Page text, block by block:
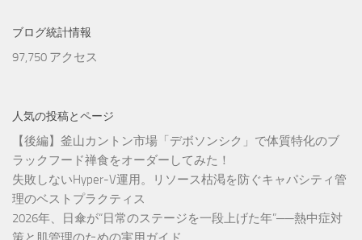
ブログ統計情報
97,750 アクセス
人気の投稿とページ
【後編】釜山カントン市場「デボソンシク」で体質特化のブ
ラックフード禅食をオーダーしてみた！
失敗しないHyper-V運用。リソース枯渇を防ぐキャパシティ管
理のベストプラクティス
2026年、日傘が“日常のステージを一段上げた年”──熱中症対